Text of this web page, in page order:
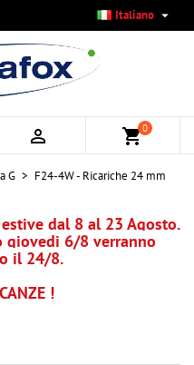
Italiano 
 shopping_cart0
G
F24-4W - Ricariche 24 mm
dal 8 al 23 Agosto.
6/8 verranno
il 24/8.
!
×
×
Crea lista dei desideri
×
salvare dei prodotti
Annulla Accedi